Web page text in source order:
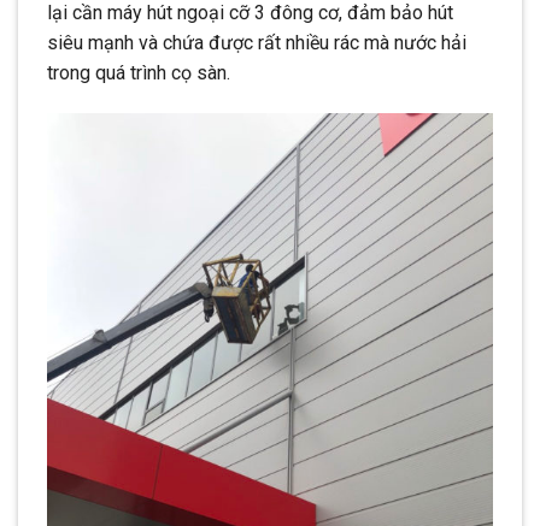
lại cần máy hút ngoại cỡ 3 đông cơ, đảm bảo hút
siêu mạnh và chứa được rất nhiều rác mà nước hải
trong quá trình cọ sàn.